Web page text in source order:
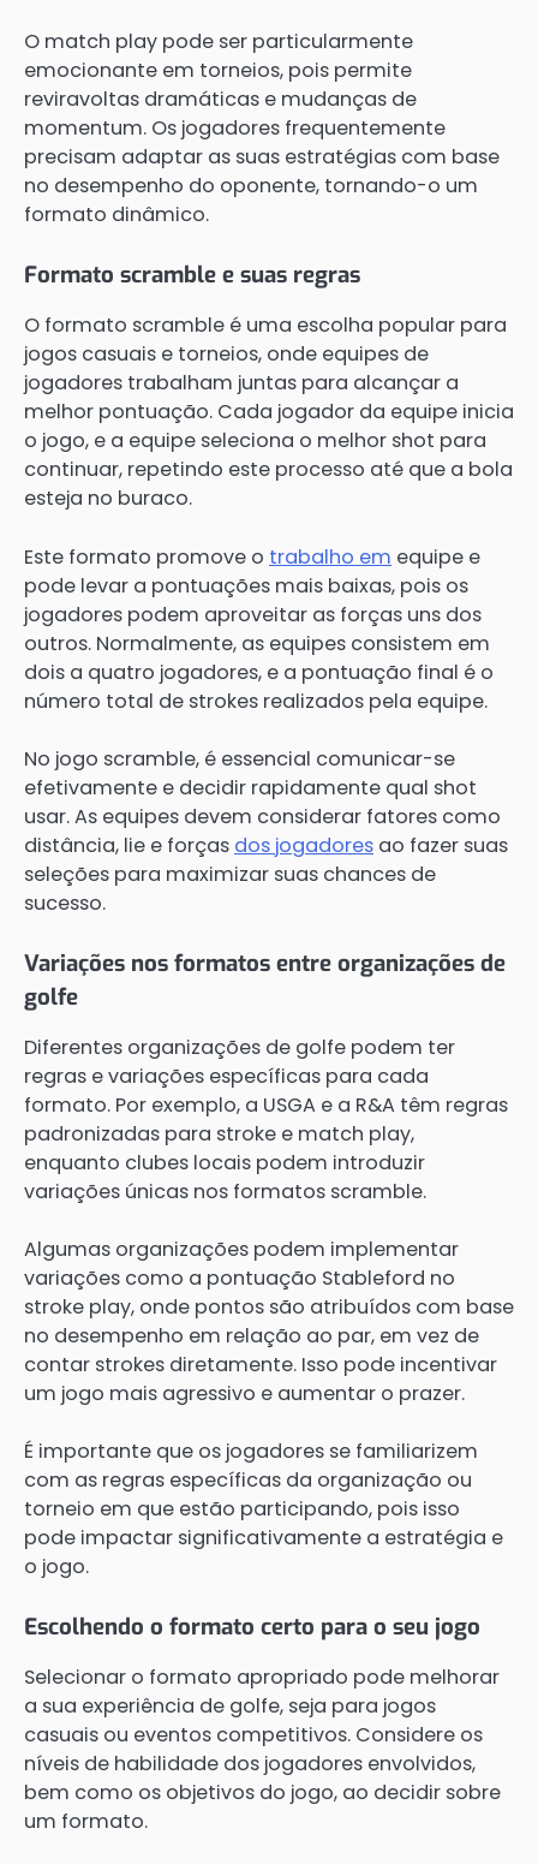
O match play pode ser particularmente
emocionante em torneios, pois permite
reviravoltas dramáticas e mudanças de
momentum. Os jogadores frequentemente
precisam adaptar as suas estratégias com base
no desempenho do oponente, tornando-o um
formato dinâmico.
Formato scramble e suas regras
O formato scramble é uma escolha popular para
jogos casuais e torneios, onde equipes de
jogadores trabalham juntas para alcançar a
melhor pontuação. Cada jogador da equipe inicia
o jogo, e a equipe seleciona o melhor shot para
continuar, repetindo este processo até que a bola
esteja no buraco.
Este formato promove o trabalho em equipe e
pode levar a pontuações mais baixas, pois os
jogadores podem aproveitar as forças uns dos
outros. Normalmente, as equipes consistem em
dois a quatro jogadores, e a pontuação final é o
número total de strokes realizados pela equipe.
No jogo scramble, é essencial comunicar-se
efetivamente e decidir rapidamente qual shot
usar. As equipes devem considerar fatores como
distância, lie e forças dos jogadores ao fazer suas
seleções para maximizar suas chances de
sucesso.
Variações nos formatos entre organizações de
golfe
Diferentes organizações de golfe podem ter
regras e variações específicas para cada
formato. Por exemplo, a USGA e a R&A têm regras
padronizadas para stroke e match play,
enquanto clubes locais podem introduzir
variações únicas nos formatos scramble.
Algumas organizações podem implementar
variações como a pontuação Stableford no
stroke play, onde pontos são atribuídos com base
no desempenho em relação ao par, em vez de
contar strokes diretamente. Isso pode incentivar
um jogo mais agressivo e aumentar o prazer.
É importante que os jogadores se familiarizem
com as regras específicas da organização ou
torneio em que estão participando, pois isso
pode impactar significativamente a estratégia e
o jogo.
Escolhendo o formato certo para o seu jogo
Selecionar o formato apropriado pode melhorar
a sua experiência de golfe, seja para jogos
casuais ou eventos competitivos. Considere os
níveis de habilidade dos jogadores envolvidos,
bem como os objetivos do jogo, ao decidir sobre
um formato.